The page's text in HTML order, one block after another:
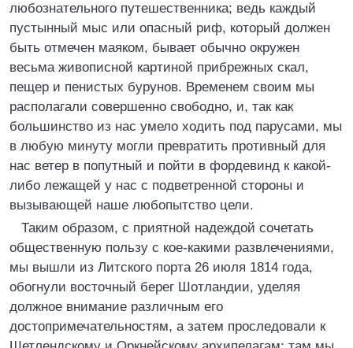
любознательного путешественника; ведь каждый
пустынный мыс или опасный риф, который должен
быть отмечен маяком, бывает обычно окружен
весьма живописной картиной прибрежных скал,
пещер и пенистых бурунов. Временем своим мы
располагали совершенно свободно, и, так как
большинство из нас умело ходить под парусами, мы
в любую минуту могли превратить противный для
нас ветер в попутный и пойти в фордевинд к какой-
либо лежащей у нас с подветренной стороны и
вызывающей наше любопытство цели.
Таким образом, с приятной надеждой сочетать
общественную пользу с кое-какими развлечениями,
мы вышли из Литского порта 26 июля 1814 года,
обогнули восточный берег Шотландии, уделяя
должное внимание различным его
достопримечательностям, а затем проследовали к